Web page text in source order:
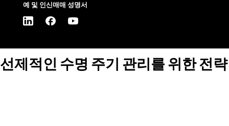
예 및 인신매매 성명서
선제적인 수명 주기 관리를 위한 전략